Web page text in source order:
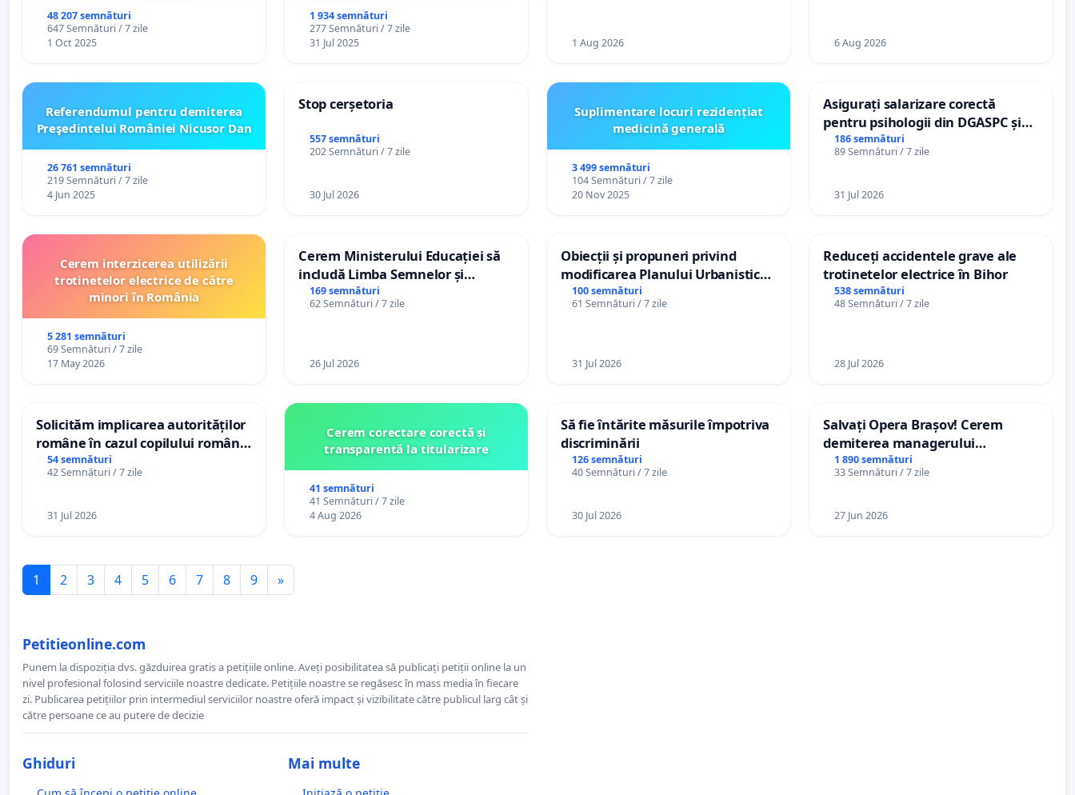
48 207 semnături
647 Semnături / 7 zile
1 Oct 2025
1 934 semnături
277 Semnături / 7 zile
31 Jul 2025
1 Aug 2026 6 Aug 2026
Referendumul pentru demiterea
Preşedintelui României Nicusor Dan
26 761 semnături
219 Semnături / 7 zile
4 Jun 2025
Stop cerșetoria
557 semnături
202 Semnături / 7 zile
30 Jul 2026
Suplimentare locuri rezidențiat
medicină generală
3 499 semnături
104 Semnături / 7 zile
20 Nov 2025
Asigurați salarizare corectă
pentru psihologii din DGASPC și
spitale
186 semnături
89 Semnături / 7 zile
31 Jul 2026
Cerem interzicerea utilizării
trotinetelor electrice de către
minori în România
5 281 semnături
69 Semnături / 7 zile
17 May 2026
Cerem Ministerului Educației să
includă Limba Semnelor și
alfabetul Braille în școlile din
Republica Moldova!
169 semnături
62 Semnături / 7 zile
26 Jul 2026
Obiecții și propuneri privind
modificarea Planului Urbanistic
General al orașului Ialoveni
100 semnături
61 Semnături / 7 zile
31 Jul 2026
Reduceți accidentele grave ale
trotinetelor electrice în Bihor
538 semnături
48 Semnături / 7 zile
28 Jul 2026
Solicităm implicarea autorităților
române în cazul copilului român
Wiliam Kristian Gheorghe, aflat în
plasament în Danemarca de 12
54 semnături
42 Semnături / 7 zile
31 Jul 2026
Cerem corectare corectă și
transparentă la titularizare
41 semnături
41 Semnături / 7 zile
4 Aug 2026
Să fie întărite măsurile împotriva
discriminării
126 semnături
40 Semnături / 7 zile
30 Jul 2026
Salvați Opera Brașov! Cerem
demiterea managerului
interimar, Petrean Lucian-Marius!
1 890 semnături
33 Semnături / 7 zile
27 Jun 2026
1 2 3 4 5 6 7 8 9 »
Petitieonline.com
Punem la dispoziția dvs. găzduirea gratis a petițiile online. Aveți posibilitatea să publicați petiții online la un
nivel profesional folosind serviciile noastre dedicate. Petițiile noastre se regăsesc în mass media în fiecare
zi. Publicarea petițiilor prin intermediul serviciilor noastre oferă impact și vizibilitate către publicul larg cât și
către persoane ce au putere de decizie
Ghiduri Mai multe